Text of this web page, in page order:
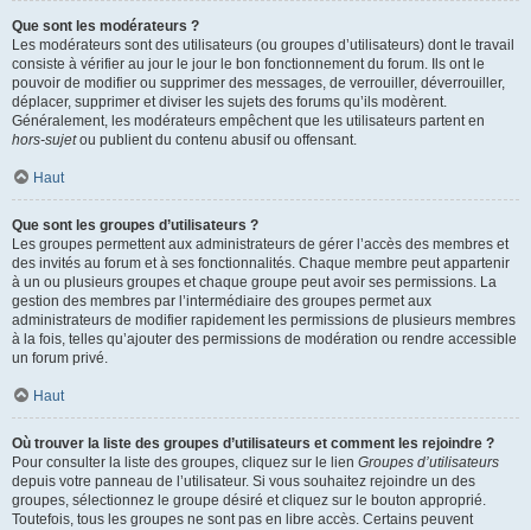
Que sont les modérateurs ?
Les modérateurs sont des utilisateurs (ou groupes d’utilisateurs) dont le travail
consiste à vérifier au jour le jour le bon fonctionnement du forum. Ils ont le
pouvoir de modifier ou supprimer des messages, de verrouiller, déverrouiller,
déplacer, supprimer et diviser les sujets des forums qu’ils modèrent.
Généralement, les modérateurs empêchent que les utilisateurs partent en
hors-sujetou publient du contenu abusif ou offensant.
Haut
Que sont les groupes d’utilisateurs ?
Les groupes permettent aux administrateurs de gérer l’accès des membres et
des invités au forum et à ses fonctionnalités. Chaque membre peut appartenir
à un ou plusieurs groupes et chaque groupe peut avoir ses permissions. La
gestion des membres par l’intermédiaire des groupes permet aux
administrateurs de modifier rapidement les permissions de plusieurs membres
à la fois, telles qu’ajouter des permissions de modération ou rendre accessible
un forum privé.
Haut
Où trouver la liste des groupes d’utilisateurs et comment les rejoindre ?
Pour consulter la liste des groupes, cliquez sur le lien Groupes d’utilisateurs
depuis votre panneau de l’utilisateur. Si vous souhaitez rejoindre un des
groupes, sélectionnez le groupe désiré et cliquez sur le bouton approprié.
Toutefois, tous les groupes ne sont pas en libre accès. Certains peuvent